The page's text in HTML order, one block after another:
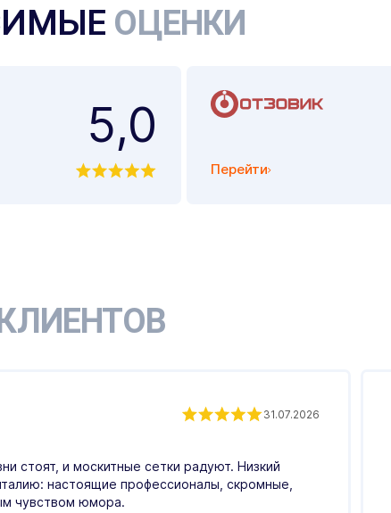
ОЦЕНКИ
5,0
Перейти
31.07.2026
стоят, и москитные сетки радуют. Низкий
настоящие профессионалы, скромные,
чувством юмора.